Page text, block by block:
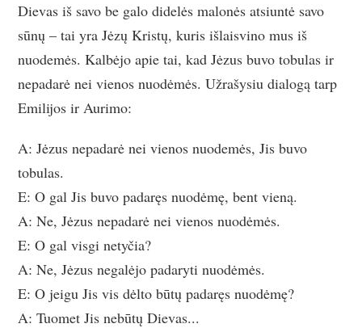
Dievas iš savo be galo didelės malonės atsiuntė savo
sūnų – tai yra Jėzų Kristų, kuris išlaisvino mus iš
nuodemės. Kalbėjo apie tai, kad Jėzus buvo tobulas ir
nepadarė nei vienos nuodėmės. Užrašysiu dialogą tarp
Emilijos ir Aurimo:
A: Jėzus nepadarė nei vienos nuodemės, Jis buvo
tobulas.
E: O gal Jis buvo padaręs nuodėmę, bent vieną.
A: Ne, Jėzus nepadarė nei vienos nuodėmės.
E: O gal visgi netyčia?
A: Ne, Jėzus negalėjo padaryti nuodėmės.
E: O jeigu Jis vis dėlto būtų padaręs nuodėmę?
A: Tuomet Jis nebūtų Dievas...